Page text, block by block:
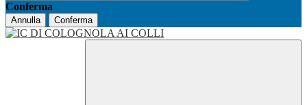
Conferma
Annulla Conferma